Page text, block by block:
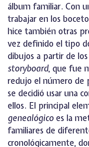
álbum familiar. Con
trabajar en los
hice también otras
vez definido el tipo
dibujos a partir de
storyboard, que fue
redujo el número de
se decidió usar una
ellos. El principal
genealógicoes la
familiares de
cronológicamente,